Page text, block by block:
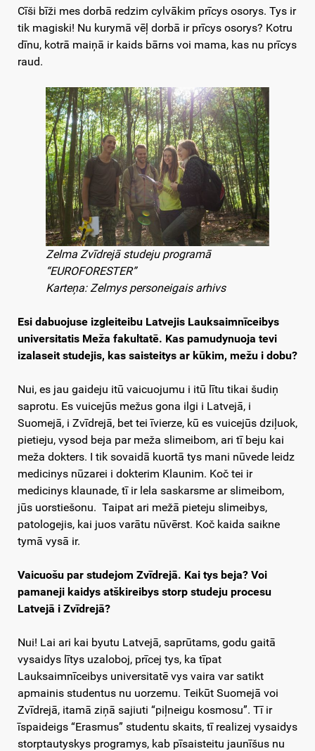
Cīši bīži mes dorbā redzim cylvākim prīcys osorys. Tys ir
tik magiski! Nu kurymā vēļ dorbā ir prīcys osorys? Kotru
dīnu, kotrā maiņā ir kaids bārns voi mama, kas nu prīcys
raud.
Zelma Zvīdrejā studeju programā
“EUROFORESTER”
Karteņa: Zelmys personeigais arhivs
Esi dabuojuse izgleiteibu Latvejis Lauksaimnīceibys
universitatis Meža fakultatē. Kas pamudynuoja tevi
izalaseit studejis, kas saisteitys ar kūkim, mežu i dobu?
Nui, es jau gaideju itū vaicuojumu i itū lītu tikai šudiņ
saprotu. Es vuicejūs mežus gona ilgi i Latvejā, i
Suomejā, i Zvīdrejā, bet tei īvierze, kū es vuicejūs dziļuok,
pietieju, vysod beja par meža slimeibom, ari tī beju kai
meža dokters. I tik sovaidā kuortā tys mani nūvede leidz
medicinys nūzarei i dokterim Klaunim. Koč tei ir
medicinys klaunade, tī ir lela saskarsme ar slimeibom,
jūs uorstiešonu. Taipat ari mežā pieteju slimeibys,
patologejis, kai juos varātu nūvērst. Koč kaida saikne
tymā vysā ir.
Vaicuošu par studejom Zvīdrejā. Kai tys beja? Voi
pamaneji kaidys atškireibys storp studeju procesu
Latvejā i Zvīdrejā?
Nui! Lai ari kai byutu Latvejā, saprūtams, godu gaitā
vysaidys lītys uzaloboj, prīcej tys, ka tīpat
Lauksaimnīceibys universitatē vys vaira var satikt
apmainis studentus nu uorzemu. Teikūt Suomejā voi
Zvīdrejā, itamā ziņā sajiuti “piļneigu kosmosu”. Tī ir
īspaideigs “Erasmus” studentu skaits, tī realizej vysaidys
storptautyskys programys, kab pīsaisteitu jaunīšus nu